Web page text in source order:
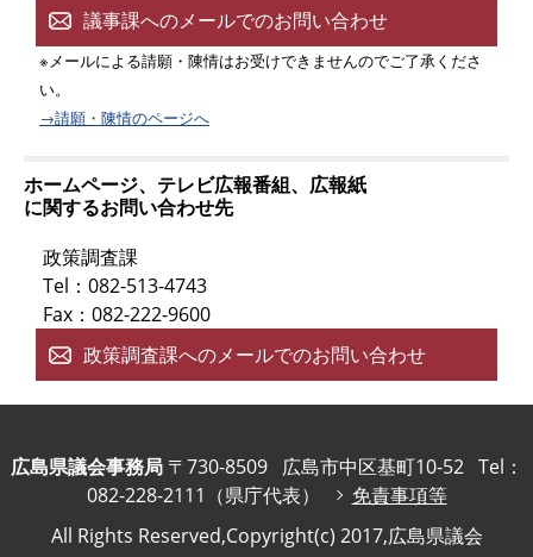
議事課へのメールでのお問い合わせ
※メールによる請願・陳情はお受けできませんのでご了承くださ
い。
→請願・陳情のページへ
ホームページ、テレビ広報番組、広報紙
に関するお問い合わせ先
政策調査課
Tel：082-513-4743
Fax：082-222-9600
政策調査課へのメールでのお問い合わせ
広島県議会事務局 〒730-8509 広島市中区基町10-52 Tel：
082-228-2111（県庁代表）
免責事項等
All Rights Reserved,Copyright(c) 2017,広島県議会